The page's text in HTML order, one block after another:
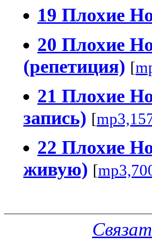
19 Плохие
20 Плохие
(репетиция) [
21 Плохие
запись) [
22 Плохие
живую) [